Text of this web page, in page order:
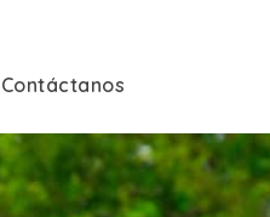
Contáctanos